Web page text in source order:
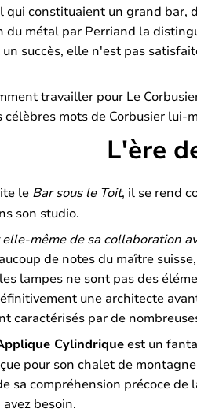
qui constituaient un grand bar,
métal par Perriand la
succès, elle n'est pas
travailler pour Le
mots de Corbusier lui-
L'ère
le Bar sous le Toit, il se rend
son studio.
même de sa collaboration
de notes du maître
lampes ne sont pas des
une architecte
caractérisés par de
Cylindriqueest un
pour son chalet de
sa compréhension précoce
besoin.